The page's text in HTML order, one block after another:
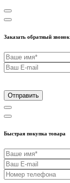
Заказать обратный звонок
Отправить
Быстрая покупка товара